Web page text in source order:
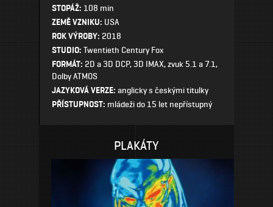
STOPÁŽ: 108 min
ZEMĚ VZNIKU: USA
ROK VÝROBY: 2018
STUDIO: Twentieth Century Fox
FORMÁT: 2D a 3D DCP, 3D IMAX, zvuk 5.1 a 7.1,
Dolby ATMOS
JAZYKOVÁ VERZE: anglicky s českými titulky
PŘÍSTUPNOST: mládeži do 15 let nepřístupný
PLAKÁTY